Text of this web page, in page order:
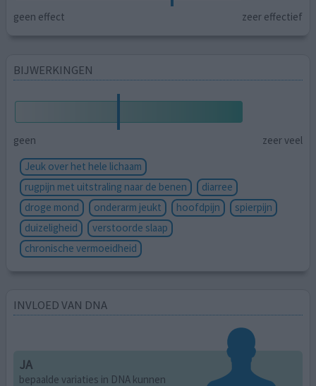
geen effect zeer effectief
BIJWERKINGEN
geen
zeer veel
Jeuk over het hele lichaam
rugpijn met uitstraling naar de benen
diarree
droge mond
onderarm jeukt hoofdpijn
spierpijn
duizeligheid
verstoorde slaap
chronische vermoeidheid
INVLOED VAN DNA
JA
bepaalde variaties in DNA kunnen